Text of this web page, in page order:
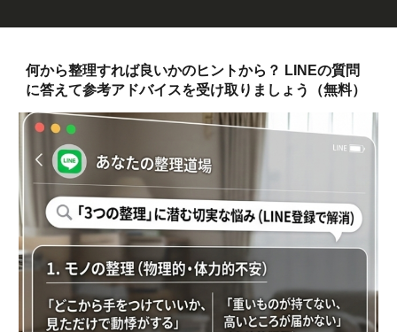
何から整理すれば良いかのヒントから？ LINEの質問
に答えて参考アドバイスを受け取りましょう（無料）